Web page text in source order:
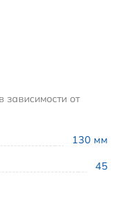
130 мм
45
зависимости от